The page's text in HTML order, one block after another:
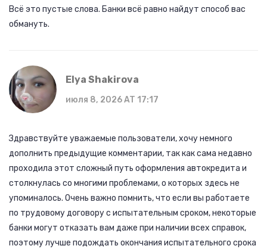
Всё это пустые слова. Банки всё равно найдут способ вас
обмануть.
Elya Shakirova
июля 8, 2026 AT 17:17
Здравствуйте уважаемые пользователи, хочу немного
дополнить предыдущие комментарии, так как сама недавно
проходила этот сложный путь оформления автокредита и
столкнулась со многими проблемами, о которых здесь не
упоминалось. Очень важно помнить, что если вы работаете
по трудовому договору с испытательным сроком, некоторые
банки могут отказать вам даже при наличии всех справок,
поэтому лучше подождать окончания испытательного срока